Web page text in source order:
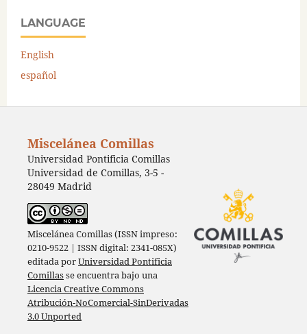
LANGUAGE
English
español
Miscelánea Comillas
Universidad Pontificia Comillas
Universidad de Comillas, 3-5 -
28049 Madrid
Miscelánea Comillas (ISSN impreso:
0210-9522 | ISSN digital: 2341-085X)
editada porUniversidad Pontificia
Comillasse encuentra bajo una
Licencia Creative Commons
Atribución-NoComercial-SinDerivadas
3.0 Unported